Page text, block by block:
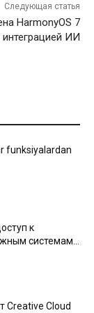
Следующая статья
HarmonyOS 7
интеграцией ИИ
funksiyalardan
к
системам,
для
Creative Cloud